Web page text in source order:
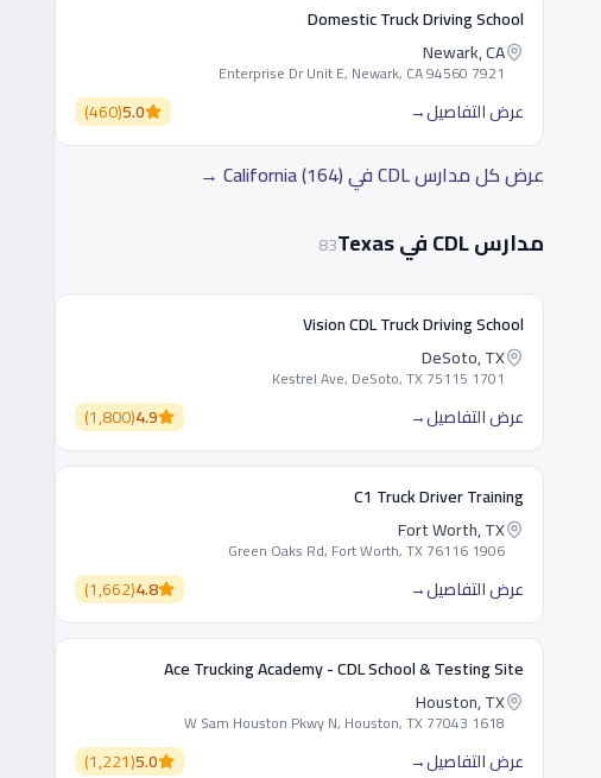
Domestic Truck Driving School
Newark, CA
7921 Enterprise Dr Unit E, Newark, CA 94560
عرض التفاصيل→
5.0
(
460
)
عرض كل مدارس CDL في California (164) →
مدارس CDL في Texas 83
Vision CDL Truck Driving School
DeSoto, TX
1701 Kestrel Ave, DeSoto, TX 75115
عرض التفاصيل→
4.9
(
1,800
)
C1 Truck Driver Training
Fort Worth, TX
1906 Green Oaks Rd, Fort Worth, TX 76116
عرض التفاصيل→
4.8
(
1,662
)
Ace Trucking Academy - CDL School & Testing Site
Houston, TX
1618 W Sam Houston Pkwy N, Houston, TX 77043
عرض التفاصيل→
5.0
(
1,221
)